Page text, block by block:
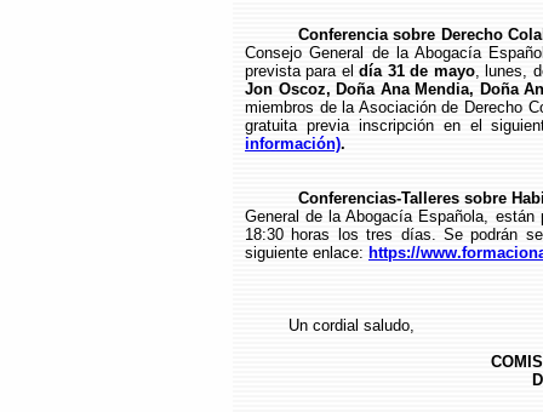
Conferencia sobre Derecho
Consejo General de la Abogacía
prevista para eldía 31 de mayo, lunes,
Jon Oscoz, Doña Ana Mendia, Doña
miembros de la Asociación de Derecho
gratuita previa inscripción en el
información).
Conferencias-Talleres sobre
General de la Abogacía Española,
18:30 horas los tres días. Se podrán
siguiente enlace: https://
Un cordial saludo,